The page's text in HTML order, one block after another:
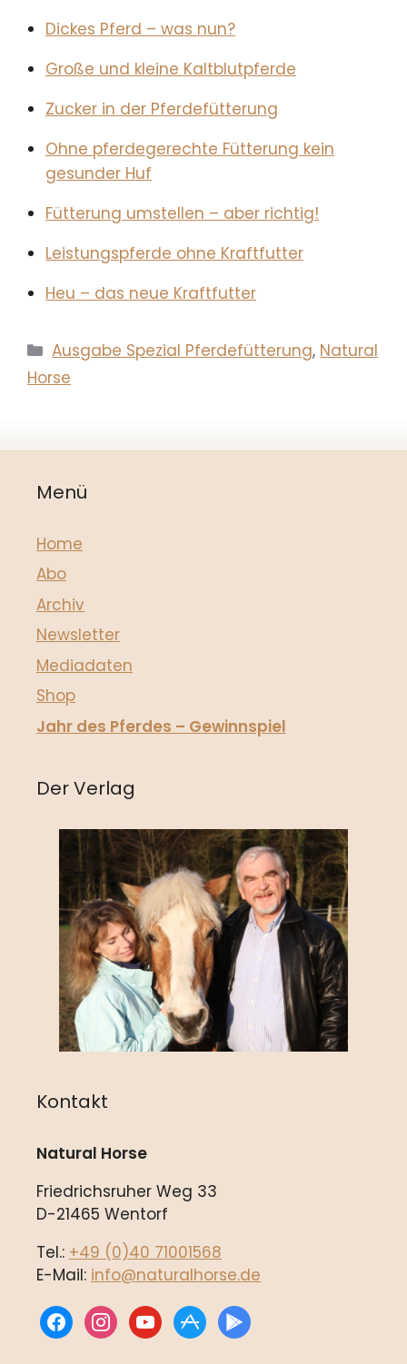
Dickes Pferd – was nun?
Große und kleine Kaltblutpferde
Zucker in der Pferdefütterung
Ohne pferdegerechte Fütterung kein
gesunder Huf
Fütterung umstellen – aber richtig!
Leistungspferde ohne Kraftfutter
Heu – das neue Kraftfutter
Kategorien
Ausgabe Spezial Pferdefütterung, Natural
Horse
Menü
Home
Abo
Archiv
Newsletter
Mediadaten
Shop
Jahr des Pferdes – Gewinnspiel
Der Verlag
Kontakt
Natural Horse
Friedrichsruher Weg 33
D-21465 Wentorf
Tel.: +49 (0)40 71001568
E-Mail: info@naturalhorse.de
facebookinstagramyoutubeappstore
play